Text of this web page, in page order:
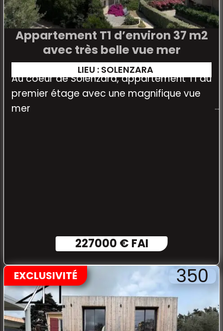
Appartement T1 d’environ 37 m2
avec très belle vue mer
LIEU : SOLENZARA
Au coeur de Solenzara, appartement T1 au
premier étage avec une magnifique vue
mer
227000 € FAI
EXCLUSIVITÉ 350